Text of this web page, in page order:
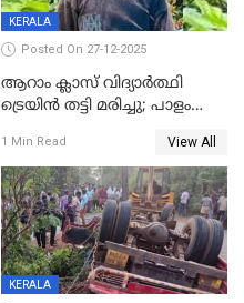
KERALA
Posted On 27-12-2025
ആറാം ക്ലാസ് വിദ്യാർത്ഥി
ട്രെയിൻ തട്ടി മരിച്ചു; പാളം
അപകടം മലപ്പുറത്ത്
1 Min Read View All
KERALA